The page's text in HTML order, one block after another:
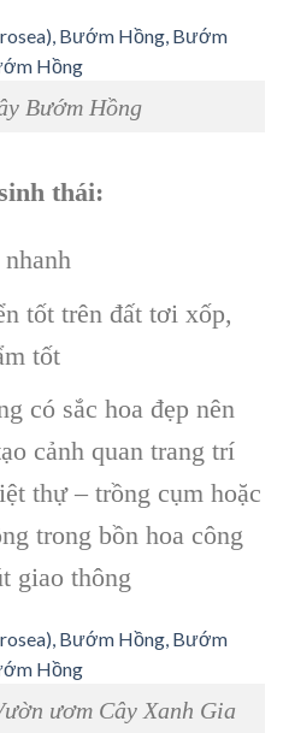
Bướm Hồng
thái:
tốt trên đất tơi xốp,
tốt
có sắc hoa đẹp nên
cảnh quan trang trí
thự – trồng cụm hoặc
trong bồn hoa công
giao thông
ươm Cây Xanh Gia